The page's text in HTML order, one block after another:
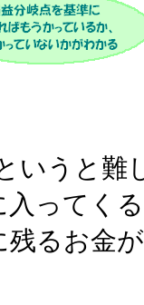
いうと難
入ってく
残るお金